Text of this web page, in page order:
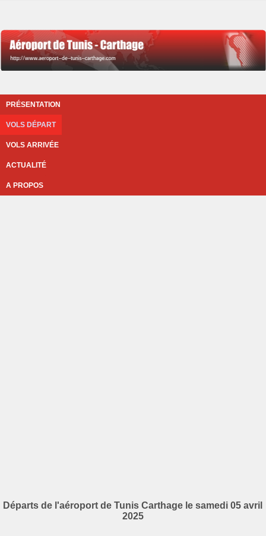
PRÉSENTATION
VOLS DÉPART
VOLS ARRIVÉE
ACTUALITÉ
A PROPOS
Départs de l'aéroport de Tunis Carthage le samedi 05 avril
2025